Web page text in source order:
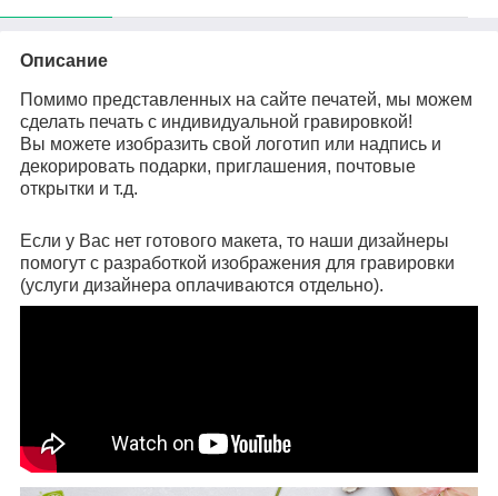
Описание
Помимо представленных на сайте печатей, мы можем
сделать печать с индивидуальной гравировкой!
Вы можете изобразить свой логотип или надпись и
декорировать подарки, приглашения, почтовые
открытки и т.д.
Если у Вас нет готового макета, то наши дизайнеры
помогут с разработкой изображения для гравировки
(услуги дизайнера оплачиваются отдельно).